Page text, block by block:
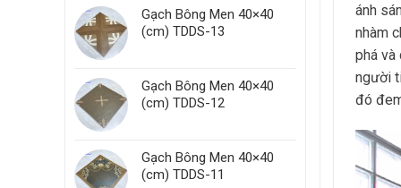
Gạch Bông Men 40×40
(cm) TDDS-13
Gạch Bông Men 40×40
(cm) TDDS-12
Gạch Bông Men 40×40
(cm) TDDS-11
ánh
nhàm
phá và
người
đó